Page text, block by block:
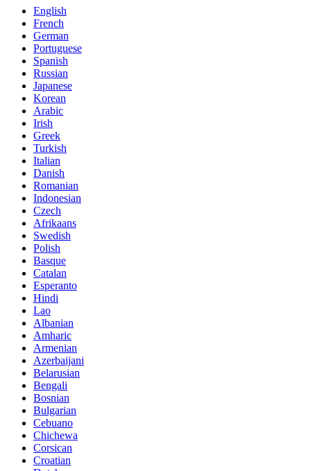
English
French
German
Portuguese
Spanish
Russian
Japanese
Korean
Arabic
Irish
Greek
Turkish
Italian
Danish
Romanian
Indonesian
Czech
Afrikaans
Swedish
Polish
Basque
Catalan
Esperanto
Hindi
Lao
Albanian
Amharic
Armenian
Azerbaijani
Belarusian
Bengali
Bosnian
Bulgarian
Cebuano
Chichewa
Corsican
Croatian